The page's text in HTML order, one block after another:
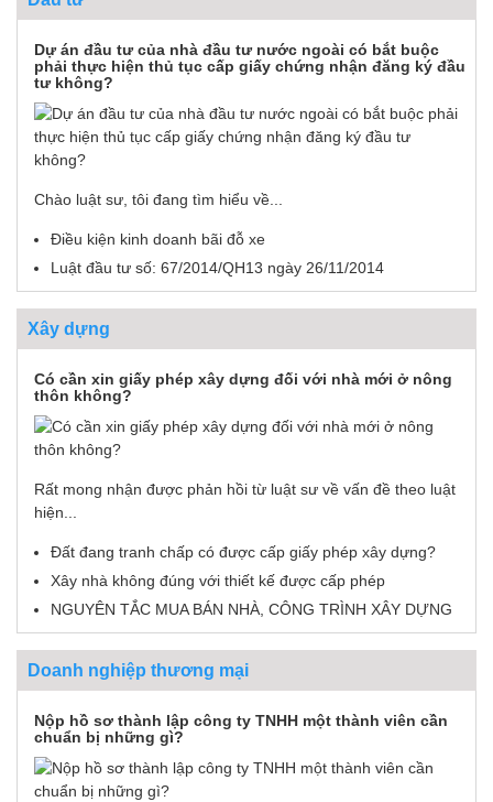
Dự án đầu tư của nhà đầu tư nước ngoài có bắt buộc
phải thực hiện thủ tục cấp giấy chứng nhận đăng ký đầu
tư không?
Chào luật sư, tôi đang tìm hiểu về...
Điều kiện kinh doanh bãi đỗ xe
Luật đầu tư số: 67/2014/QH13 ngày 26/11/2014
Xây dựng
Có cần xin giấy phép xây dựng đối với nhà mới ở nông
thôn không?
Rất mong nhận được phản hồi từ luật sư về vấn đề theo luật
hiện...
Đất đang tranh chấp có được cấp giấy phép xây dựng?
Xây nhà không đúng với thiết kế được cấp phép
NGUYÊN TẮC MUA BÁN NHÀ, CÔNG TRÌNH XÂY DỰNG
Doanh nghiệp thương mại
Nộp hồ sơ thành lập công ty TNHH một thành viên cần
chuẩn bị những gì?